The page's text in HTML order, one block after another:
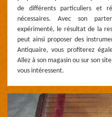
de différents particuliers et
nécessaires. Avec son
expérimenté, le résultat de la
peut ainsi proposer des
Antiquaire, vous profiterez
Allez à son magasin ou sur son
vous intéressent.